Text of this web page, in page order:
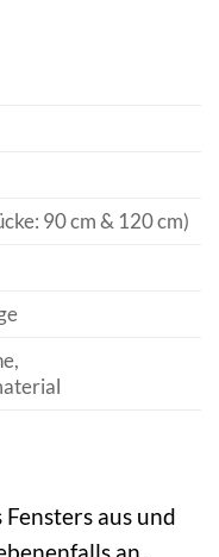
90 cm & 120 cm)
aus und